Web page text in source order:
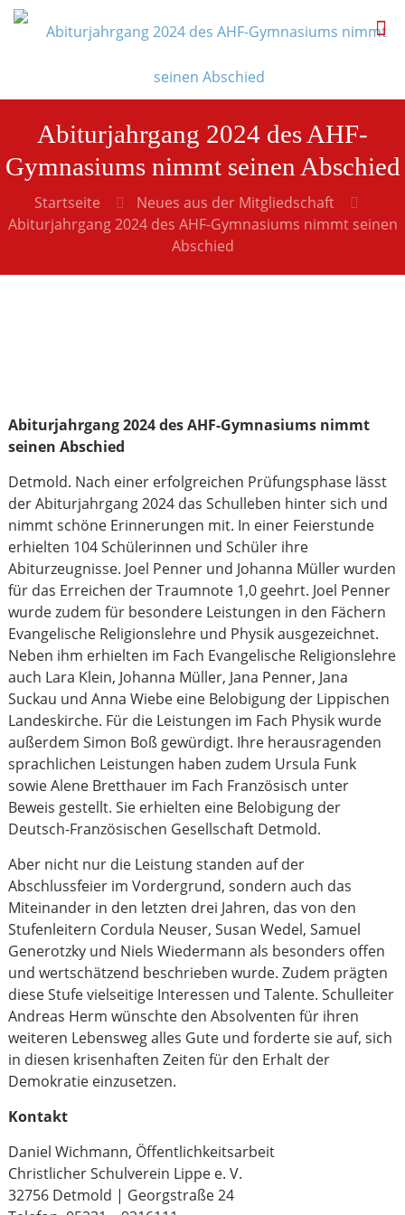
Abiturjahrgang 2024 des AHF-
Gymnasiums nimmt seinen Abschied
Startseite
Neues aus der Mitgliedschaft
Abiturjahrgang 2024 des AHF-Gymnasiums nimmt seinen
Abschied
Abiturjahrgang 2024 des AHF-Gymnasiums nimmt
seinen Abschied
Detmold. Nach einer erfolgreichen Prüfungsphase lässt
der Abiturjahrgang 2024 das Schulleben hinter sich und
nimmt schöne Erinnerungen mit. In einer Feierstunde
erhielten 104 Schülerinnen und Schüler ihre
Abiturzeugnisse. Joel Penner und Johanna Müller wurden
für das Erreichen der Traumnote 1,0 geehrt. Joel Penner
wurde zudem für besondere Leistungen in den Fächern
Evangelische Religionslehre und Physik ausgezeichnet.
Neben ihm erhielten im Fach Evangelische Religionslehre
auch Lara Klein, Johanna Müller, Jana Penner, Jana
Suckau und Anna Wiebe eine Belobigung der Lippischen
Landeskirche. Für die Leistungen im Fach Physik wurde
außerdem Simon Boß gewürdigt. Ihre herausragenden
sprachlichen Leistungen haben zudem Ursula Funk
sowie Alene Bretthauer im Fach Französisch unter
Beweis gestellt. Sie erhielten eine Belobigung der
Deutsch-Französischen Gesellschaft Detmold.
Aber nicht nur die Leistung standen auf der
Abschlussfeier im Vordergrund, sondern auch das
Miteinander in den letzten drei Jahren, das von den
Stufenleitern Cordula Neuser, Susan Wedel, Samuel
Generotzky und Niels Wiedermann als besonders offen
und wertschätzend beschrieben wurde. Zudem prägten
diese Stufe vielseitige Interessen und Talente. Schulleiter
Andreas Herm wünschte den Absolventen für ihren
weiteren Lebensweg alles Gute und forderte sie auf, sich
in diesen krisenhaften Zeiten für den Erhalt der
Demokratie einzusetzen.
Kontakt
Daniel Wichmann, Öffentlichkeitsarbeit
Christlicher Schulverein Lippe e. V.
32756 Detmold | Georgstraße 24